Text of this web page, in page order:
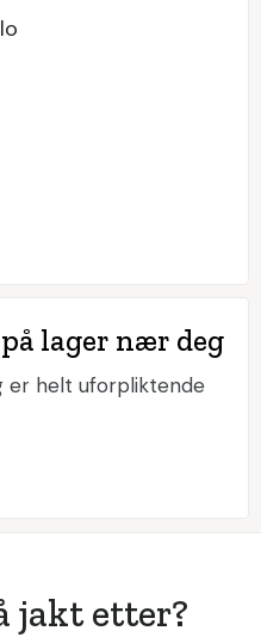
lager nær deg
er helt uforpliktende
jakt etter?